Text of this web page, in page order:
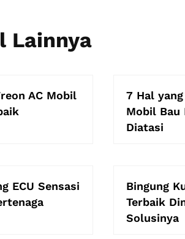
Lainnya
AC Mobil
7 Hal
Mobil Bau
Diatasi
ECU Sensasi
Bingung
Terbaik
Solusinya